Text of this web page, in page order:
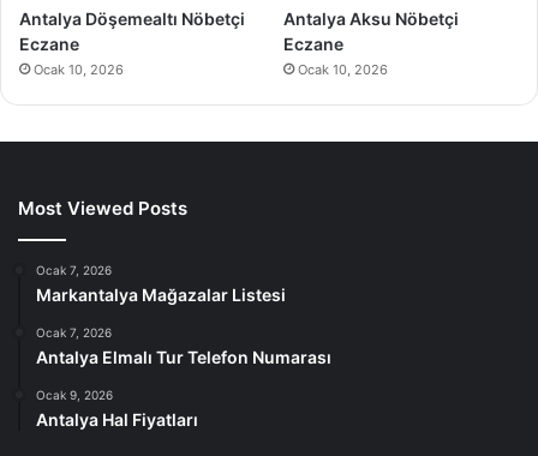
Antalya Döşemealtı Nöbetçi
Eczane
Ocak 10, 2026
Antalya Aksu Nöbetçi
Eczane
Ocak 10, 2026
Most Viewed Posts
Ocak 7, 2026
Markantalya Mağazalar Listesi
Ocak 7, 2026
Antalya Elmalı Tur Telefon Numarası
Ocak 9, 2026
Antalya Hal Fiyatları